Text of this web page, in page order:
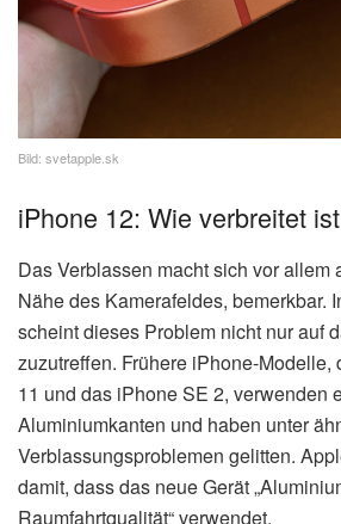
Bild: svetapple.sk
iPhone 12: Wie verbreitet
Das Verblassen macht sich vor allem
Nähe des Kamerafeldes, bemerkbar.
scheint dieses Problem nicht nur auf
zuzutreffen. Frühere iPhone-Modelle,
11 und das iPhone SE 2, verwenden
Aluminiumkanten und haben unter
Verblassungsproblemen gelitten.
damit, dass das neue Gerät
Raumfahrtqualität“ verwendet.